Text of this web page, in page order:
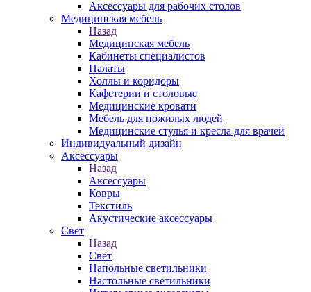
Аксессуары для рабочих столов
Медицинская мебель
Назад
Медицинская мебель
Кабинеты специалистов
Палаты
Холлы и коридоры
Кафетерии и столовые
Медицинские кровати
Мебель для пожилых людей
Медицинские стулья и кресла для врачей
Индивидуальный дизайн
Аксессуары
Назад
Аксессуары
Ковры
Текстиль
Акустические аксессуары
Свет
Назад
Свет
Напольные светильники
Настольные светильники